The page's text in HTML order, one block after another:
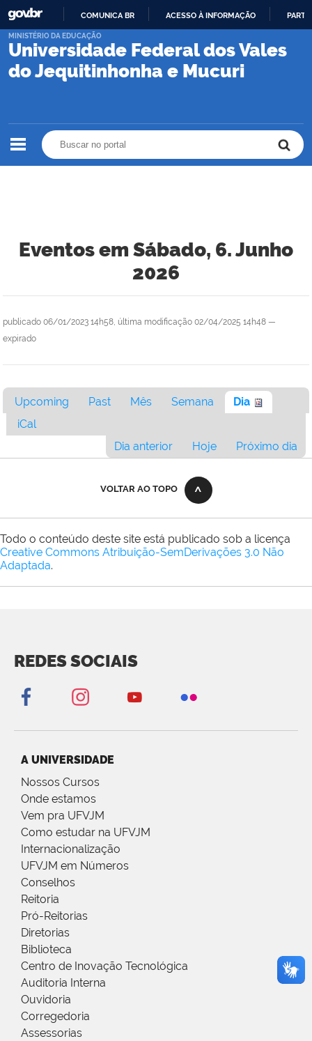
PARA
CONTEÚDO
COMUNICA BR ACESSO À INFORMAÇÃO
Universidade Federal dos Vales
do Jequitinhonha e Mucuri
MINISTÉRIO DA EDUCAÇÃO
Eventos em Sábado, 6. Junho
2026
publicado 06/01/2023 14h58, última modificação 02/04/2025 14h48 —
expirado
Upcoming Past Mês Semana
Dia
iCal
Dia anterior
Hoje Próximo dia
VOLTAR AO TOPO
Todo o conteúdo deste site está publicado sob a licença
Creative Commons Atribuição-SemDerivações 3.0 Não
Adaptada.
REDES SOCIAIS
A UNIVERSIDADE
Nossos Cursos
Onde estamos
Vem pra UFVJM
Como estudar na UFVJM
Internacionalização
UFVJM em Números
Conselhos
Reitoria
Pró-Reitorias
Diretorias
Biblioteca
Centro de Inovação Tecnológica
Auditoria Interna
Ouvidoria
Corregedoria
Assessorias